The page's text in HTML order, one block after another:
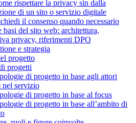
rispettare la privacy sin dalla
di un sito o servizio digitale
il consenso quando necessario
basi del sito web: architettura,
privacy, riferimenti DPO
e strategia
progetto
progetti
di progetto in base agli attori
servizio
di progetto in base al focus
di progetto in base all’ambito di